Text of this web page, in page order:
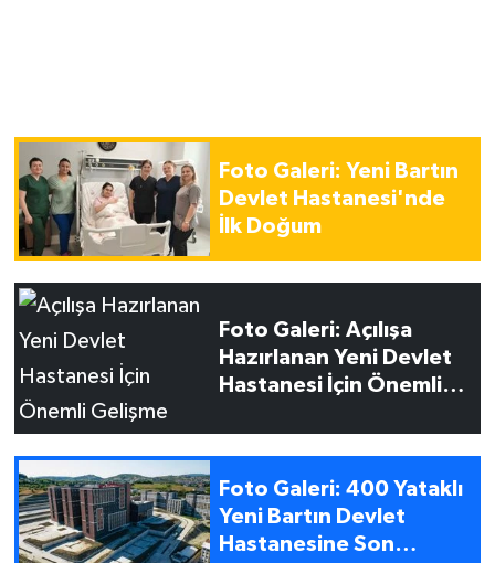
Foto Galeri: Yeni Bartın
Devlet Hastanesi'nde
İlk Doğum
Foto Galeri: Açılışa
Hazırlanan Yeni Devlet
Hastanesi İçin Önemli
Foto Galeri: 400 Yataklı
Yeni Bartın Devlet
Hastanesine Son